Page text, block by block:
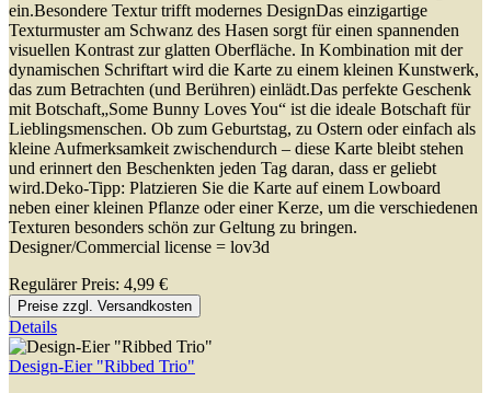
ein.Besondere Textur trifft modernes DesignDas einzigartige
Texturmuster am Schwanz des Hasen sorgt für einen spannenden
visuellen Kontrast zur glatten Oberfläche. In Kombination mit der
dynamischen Schriftart wird die Karte zu einem kleinen Kunstwerk,
das zum Betrachten (und Berühren) einlädt.Das perfekte Geschenk
mit Botschaft„Some Bunny Loves You“ ist die ideale Botschaft für
Lieblingsmenschen. Ob zum Geburtstag, zu Ostern oder einfach als
kleine Aufmerksamkeit zwischendurch – diese Karte bleibt stehen
und erinnert den Beschenkten jeden Tag daran, dass er geliebt
wird.Deko-Tipp: Platzieren Sie die Karte auf einem Lowboard
neben einer kleinen Pflanze oder einer Kerze, um die verschiedenen
Texturen besonders schön zur Geltung zu bringen.
Designer/Commercial license = lov3d
Regulärer Preis: 4,99 €
Preise zzgl. Versandkosten
Details
Design-Eier "Ribbed Trio"